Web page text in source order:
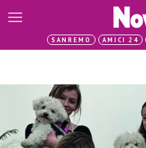
SANREMO AMICI 24